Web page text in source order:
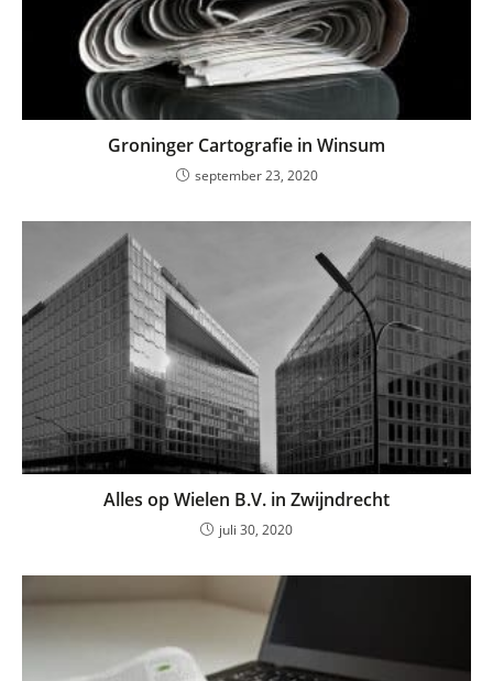
Groninger Cartografie in Winsum
september 23, 2020
Alles op Wielen B.V. in Zwijndrecht
juli 30, 2020